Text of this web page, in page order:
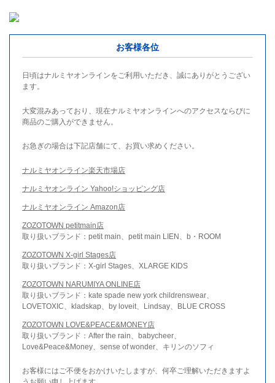
お客様各位
日頃はナルミヤオンラインをご利用いただき、誠にありがとうござい
ます。
大変混みあっており、現在ナルミヤオンラインへのアクセスならびに
商品のご購入ができません。
お急ぎの場合は下記店舗にて、お買い求めください。
ナルミヤオンライン楽天市場店
ナルミヤオンライン Yahoo!ショッピング店
ナルミヤオンライン Amazon店
ZOZOTOWN petitmain店
取り扱いブランド：petit main、petit main LIEN、b・ROOM
ZOZOTOWN X-girl Stages店
取り扱いブランド：X-girl Stages、XLARGE KIDS
ZOZOTOWN NARUMIYA ONLINE店
取り扱いブランド：kate spade new york childrenswear、
LOVETOXIC、kladskap、by loveit、Lindsay、BLUE CROSS
ZOZOTOWN LOVE&PEACE&MONEY店
取り扱いブランド：After the rain、babycheer、
Love&Peace&Money、sense of wonder、キリンのソフィ
お客様にはご不便をおかけいたしますが、何卒ご理解いただきますよ